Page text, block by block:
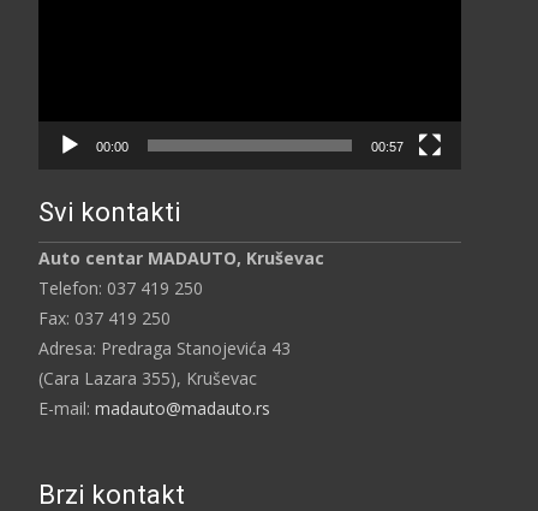
00:00 00:57
Svi kontakti
Auto centar MADAUTO, Kruševac
Telefon: 037 419 250
Fax: 037 419 250
Adresa: Predraga Stanojevića 43
(Cara Lazara 355), Kruševac
E-mail: madauto@madauto.rs
Brzi kontakt